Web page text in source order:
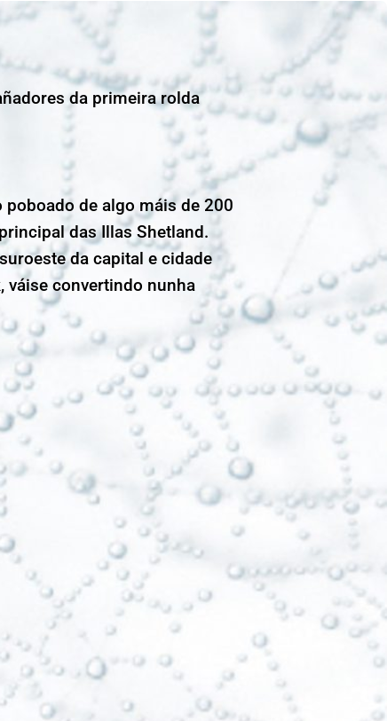
da primeira rolda
poboado de algo máis de 200
das Illas Shetland.
da capital e cidade
váise convertindo nunha